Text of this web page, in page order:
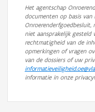
Het agentschap
documenten op basis
Onroerenderfgoedbesluit,
niet aansprakelijk
rechtmatigheid van de
opmerkingen of vragen
van de dossiers of uw
informatie in onze